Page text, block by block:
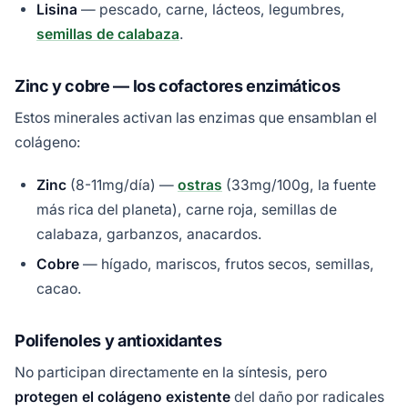
Lisina — pescado, carne, lácteos, legumbres,
semillas de calabaza.
Zinc y cobre — los cofactores enzimáticos
Estos minerales activan las enzimas que ensamblan el
colágeno:
Zinc (8-11mg/día) — ostras (33mg/100g, la fuente
más rica del planeta), carne roja, semillas de
calabaza, garbanzos, anacardos.
Cobre — hígado, mariscos, frutos secos, semillas,
cacao.
Polifenoles y antioxidantes
No participan directamente en la síntesis, pero
protegen el colágeno existente del daño por radicales